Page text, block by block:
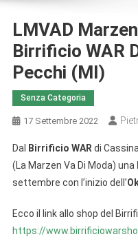
LMVAD
Birrificio WAR
Pecchi (MI)
Senza Categoria
17 Settembre 2022
Dal Birrificio WAR di
(La Marzen Va Di Moda) una
settembre con l’inizio dell’
Ecco il link allo shop del
https://